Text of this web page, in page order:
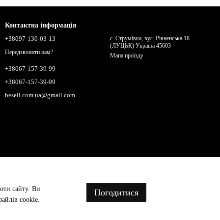
Контактна інформація
+38097-130-03-13
Передзвонити вам?
+38067-157-39-99
+38067-157-39-99
besell.com.ua@gmail.com
с. Струмівка, вул. Рівненська 18
(ЛУЦЬК) Україна 45603
Мапа проїзду
сайту. Ви
cookie.
Погодитися